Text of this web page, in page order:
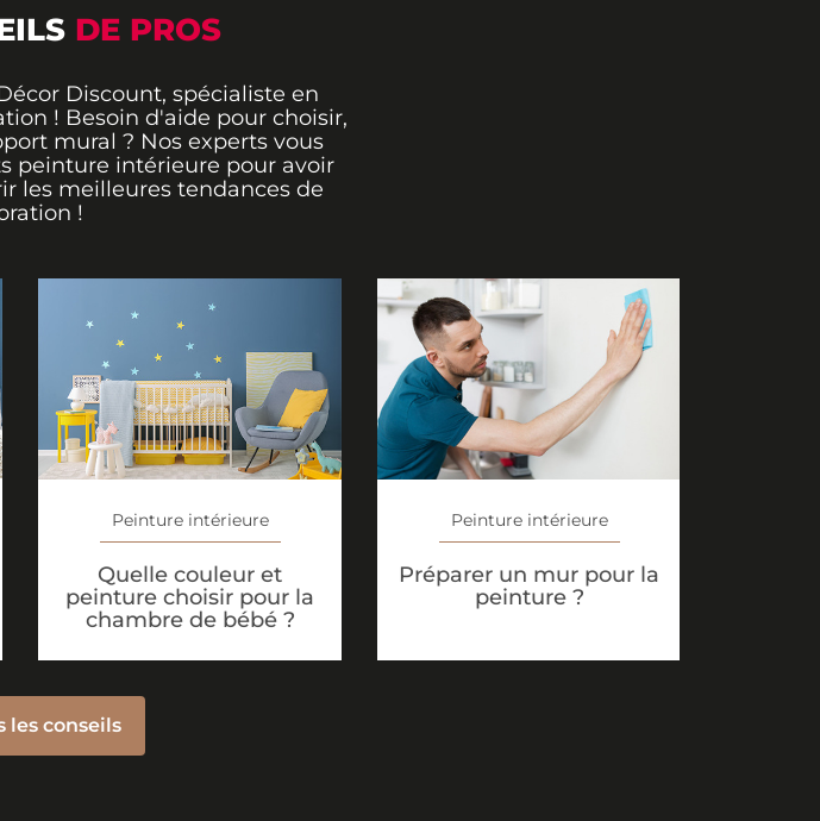
DE PROS
Discount, spécialiste en
! Besoin d'aide pour choisir,
mural ? Nos experts vous
peinture intérieure pour avoir
les meilleures tendances de
!
Peinture intérieure
Quelle couleur et
peinture choisir pour la
chambre de bébé ?
Peinture intérieure
Préparer un mur pour la
peinture ?
les conseils